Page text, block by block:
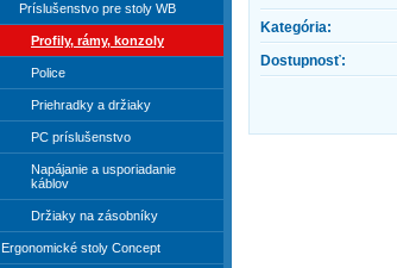
Kategória:
Dostupnosť:
Príslušenstvo pre stoly WB
Profily, rámy, konzoly
Police
Priehradky a držiaky
PC príslušenstvo
Napájanie a usporiadanie
káblov
Držiaky na zásobníky
Ergonomické stoly Concept